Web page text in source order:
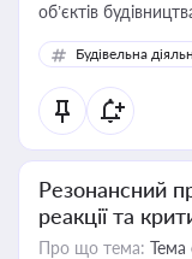
об’єктів
Будівельна
Резонансний
реакції та
Про що тема: Тема